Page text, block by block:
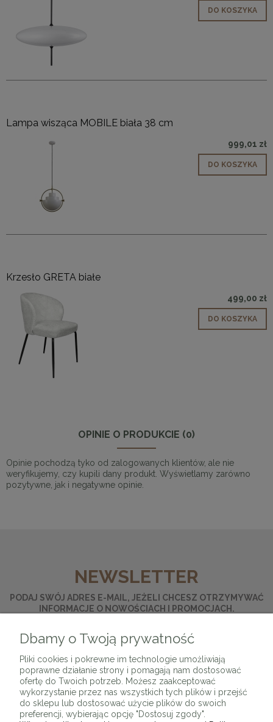
DO KOSZYKA
Lampa wisząca MOBILE biała 38 cm
999,01 zł
DO KOSZYKA
Krzesło GRETA białe
499,00 zł
DO KOSZYKA
OPINIE O PRODUKCIE (0)
Opinie pochodzą tyko od zalogowanych klientów, ale nie
weryfikujemy, czy kupili dany produkt. Wyświetlamy zarówno
pozytywne, jak i negatywne opinie.
NEWSLETTER
PODAJ SWÓJ ADRES E-MAIL, JEŻELI CHCESZ OTRZYMYWAĆ
INFORMACJE O NOWOŚCIACH I PROMOCJACH.
Dbamy o Twoją prywatność
Pliki cookies i pokrewne im technologie umożliwiają
poprawne działanie strony i pomagają nam dostosować
ofertę do Twoich potrzeb. Możesz zaakceptować
wykorzystanie przez nas wszystkich tych plików i przejść
do sklepu lub dostosować użycie plików do swoich
preferencji, wybierając opcję "Dostosuj zgody".